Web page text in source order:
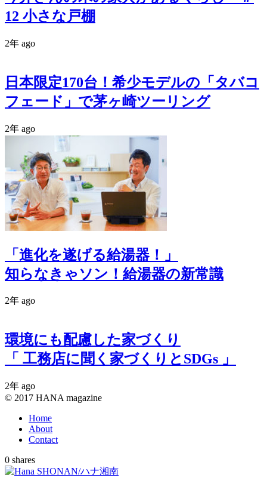
12 小さな戸棚
2年 ago
日本限定170台！希少モデルの「タバコ
フェード」で茅ヶ崎ツーリング
2年 ago
「進化を遂げる給湯器！」
知らなきゃソン！給湯器の新常識
2年 ago
環境にも配慮した家づくり
「 工務店に聞く家づくりとSDGs 」
2年 ago
© 2017 HANA magazine
Home
About
Contact
0 shares